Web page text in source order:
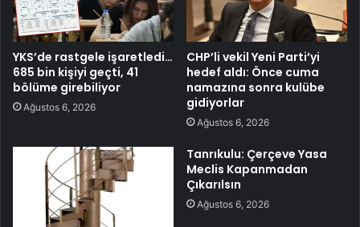
YKS’de rastgele işaretledi…
685 bin kişiyi geçti, 41
bölüme girebiliyor
Ağustos 6, 2026
CHP’li vekil Yeni Parti’yi
hedef aldı: Önce cuma
namazına sonra kulübe
gidiyorlar
Ağustos 6, 2026
Tanrıkulu: Çerçeve Yasa
Meclis Kapanmadan
Çıkarılsın
Ağustos 6, 2026